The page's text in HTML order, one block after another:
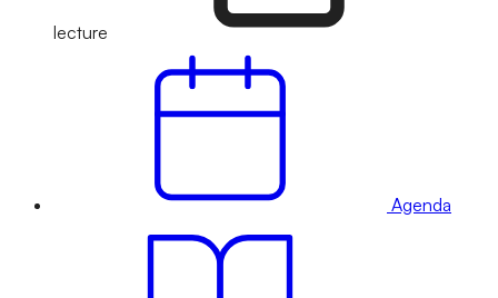
lecture
Agenda